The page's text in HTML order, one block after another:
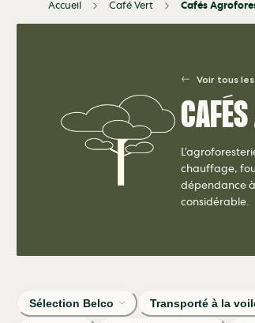
Accueil Café Vert Cafés
Voir tous
chauffage,
dépendance
considérable.
Sélection Belco Transporté à la